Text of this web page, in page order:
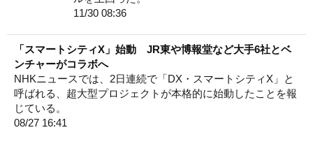
11/30 08:36
「スマートシティX」始動 JR東や博報堂など大手6社とベ
ンチャーがコラボへ
NHKニュースでは、2日連続で「DX・スマートシティX」と
呼ばれる、超大型プロジェクトが本格的に始動したことを報
じている。
08/27 16:41